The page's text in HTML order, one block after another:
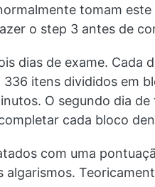
tomam
o step 3 antes de
dias de exame.
336 itens divididos em
O segundo dia
cada bloco
com uma
algarismos.